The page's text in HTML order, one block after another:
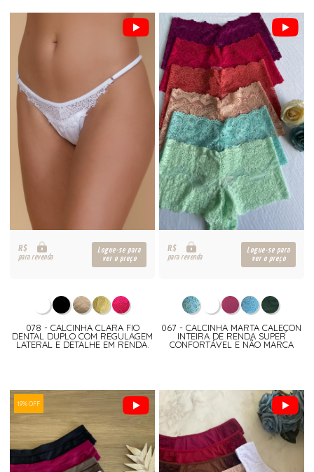
R$
para revenda
Logue-se para
ver o preço
078 - CALCINHA CLARA FIO
DENTAL DUPLO COM REGULAGEM
LATERAL E DETALHE EM RENDA.
R$
para revenda
Logue-se para
ver o preço
067 - CALCINHA MARTA CALEÇON
INTEIRA DE RENDA SUPER
CONFORTÁVEL E NÃO MARCA
19% OFF